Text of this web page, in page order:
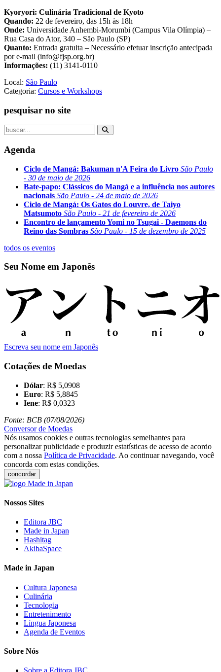
Kyoryori: Culinária Tradicional de Kyoto
Quando: 22 de fevereiro, das 15h às 18h
Onde: Universidade Anhembi-Morumbi (Campus Vila Olímpia) –
Rua Casa do Ator, 340 – São Paulo (SP)
Quanto: Entrada gratuita – Necessário efetuar inscrição antecipada
por e-mail (info@fjsp.org.br)
Informações: (11) 3141-0110
Local: São Paulo
Categoria: Cursos e Workshops
pesquisar no site
Agenda
Ciclo de Mangá: Bakuman n'A Feira do Livro São Paulo
- 30 de maio de 2026
Bate-papo: Clássicos do Mangá e a influência nos autores
nacionais São Paulo - 24 de maio de 2026
Ciclo de Mangá: Os Gatos do Louvre, de Taiyo
Matsumoto São Paulo - 21 de fevereiro de 2026
Encontro de lançamento Yomi no Tsugai - Daemons do
Reino das Sombras São Paulo - 15 de dezembro de 2025
todos os eventos
Seu Nome em Japonês
Escreva seu nome em Japonês
Cotações de Moedas
Dólar: R$ 5,0908
Euro: R$ 5,8845
Iene: R$ 0,0323
Fonte: BCB (07/08/2026)
Conversor de Moedas
Nós usamos cookies e outras tecnologias semelhantes para
personalizar publicidade e produzir estatísticas de acesso de acordo
com a nossa Política de Privacidade. Ao continuar navegando, você
concorda com estas condições.
concordar
Nossos Sites
Editora JBC
Made in Japan
Hashitag
AkibaSpace
Made in Japan
Cultura Japonesa
Culinária
Tecnologia
Entretenimento
Língua Japonesa
Agenda de Eventos
Sobre Nós